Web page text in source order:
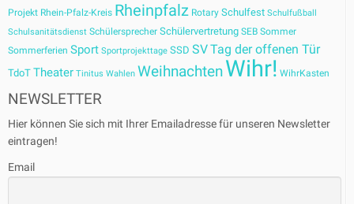
Projekt Rhein-Pfalz-Kreis Rheinpfalz Rotary Schulfest Schulfußball
Schulsanitätsdienst Schülersprecher Schülervertretung SEB Sommer
Sommerferien Sport Sportprojekttage SSD SVTag der offenen Tür
TdoT Theater Tinitus Wahlen WeihnachtenWihr! WihrKasten
NEWSLETTER
Hier können Sie sich mit Ihrer Emailadresse für unseren Newsletter
eintragen!
Email